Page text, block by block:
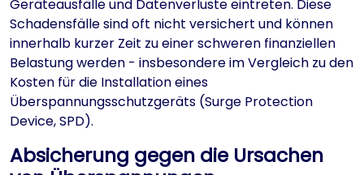
Geräteausfälle und Datenverluste eintreten. Diese
Schadensfälle sind oft nicht versichert und können
innerhalb kurzer Zeit zu einer schweren finanziellen
Belastung werden - insbesondere im Vergleich zu den
Kosten für die Installation eines
Überspannungsschutzgeräts (Surge Protection
Device, SPD).
Absicherung gegen die Ursachen